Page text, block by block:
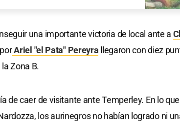
una importante victoria de local ante a
Ariel "el Pata" Pereyra llegaron con diez
Zona B.
de caer de visitante ante Temperley. En lo
los aurinegros no habían logrado ni